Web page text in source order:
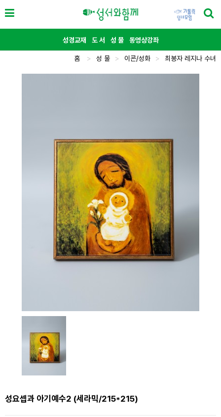
성경교재 도 서 성 물 동영상강좌
홈 > 성 물 > 이콘/성화 > 최봉자 레지나 수녀
성요셉과 아기예수2 (세라믹/215*215)